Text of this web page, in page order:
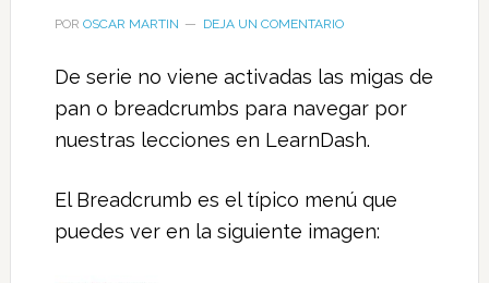
POR OSCAR MARTIN DEJA UN COMENTARIO
De serie no viene activadas las migas de
pan o breadcrumbs para navegar por
nuestras lecciones en LearnDash.
El Breadcrumb es el típico menú que
puedes ver en la siguiente imagen: